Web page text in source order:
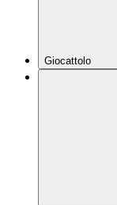
Giocattolo